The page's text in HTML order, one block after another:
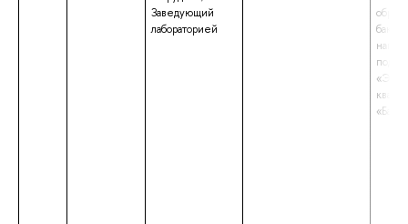
Заведующий
лабораторией